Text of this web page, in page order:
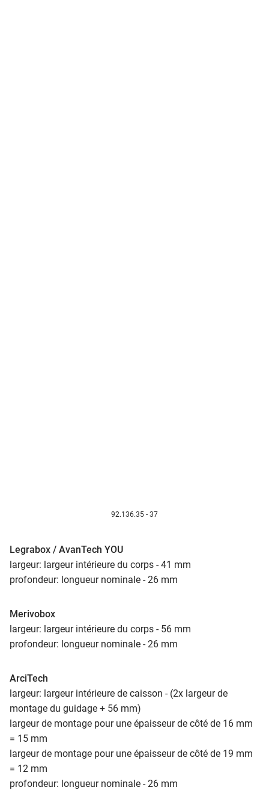
92.136.35 - 37
Legrabox / AvanTech YOU
largeur: largeur intérieure du corps - 41 mm
profondeur: longueur nominale - 26 mm
Merivobox
largeur: largeur intérieure du corps - 56 mm
profondeur: longueur nominale - 26 mm
ArciTech
largeur: largeur intérieure de caisson - (2x largeur de
montage du guidage + 56 mm)
largeur de montage pour une épaisseur de côté de 16 mm
= 15 mm
largeur de montage pour une épaisseur de côté de 19 mm
= 12 mm
profondeur: longueur nominale - 26 mm